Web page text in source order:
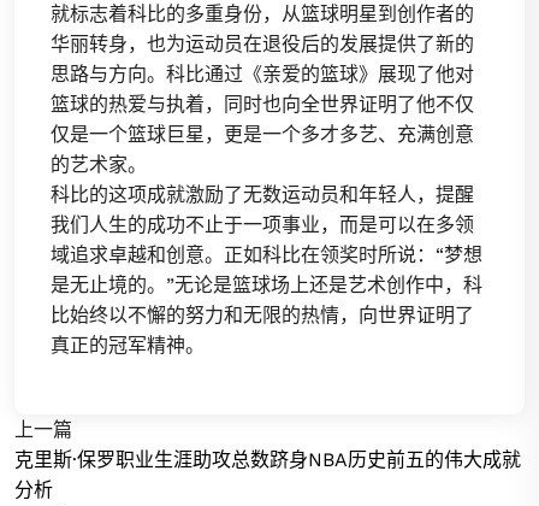
就标志着科比的多重身份，从篮球明星到创作者的
华丽转身，也为运动员在退役后的发展提供了新的
思路与方向。科比通过《亲爱的篮球》展现了他对
篮球的热爱与执着，同时也向全世界证明了他不仅
仅是一个篮球巨星，更是一个多才多艺、充满创意
的艺术家。
科比的这项成就激励了无数运动员和年轻人，提醒
我们人生的成功不止于一项事业，而是可以在多领
域追求卓越和创意。正如科比在领奖时所说：“梦想
是无止境的。”无论是篮球场上还是艺术创作中，科
比始终以不懈的努力和无限的热情，向世界证明了
真正的冠军精神。
上一篇
克里斯·保罗职业生涯助攻总数跻身NBA历史前五的伟大成就
分析